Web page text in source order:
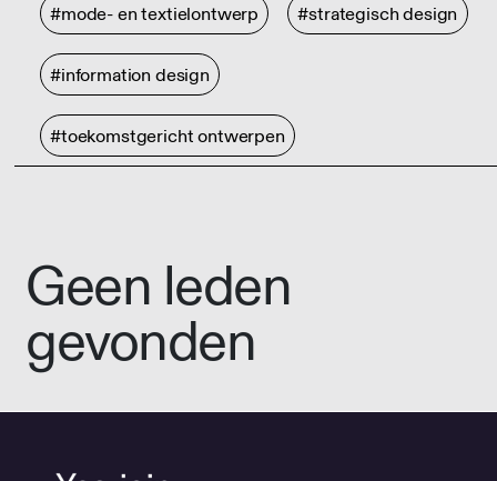
#mode- en textielontwerp #strategisch design
#information design
#toekomstgericht ontwerpen
Geen leden
gevonden